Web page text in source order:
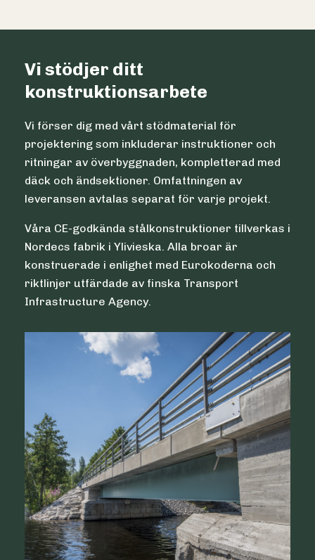
Vi stödjer ditt
konstruktionsarbete
Vi förser dig med vårt stödmaterial för
projektering som inkluderar instruktioner och
ritningar av överbyggnaden, kompletterad med
däck och ändsektioner. Omfattningen av
leveransen avtalas separat för varje projekt.
Våra CE-godkända stålkonstruktioner tillverkas i
Nordecs fabrik i Ylivieska. Alla broar är
konstruerade i enlighet med Eurokoderna och
riktlinjer utfärdade av finska Transport
Infrastructure Agency.